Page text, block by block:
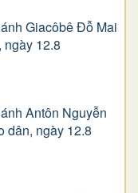
Giacôbê Ðỗ Mai
ngày 12.8
Antôn Nguyễn
dân, ngày 12.8